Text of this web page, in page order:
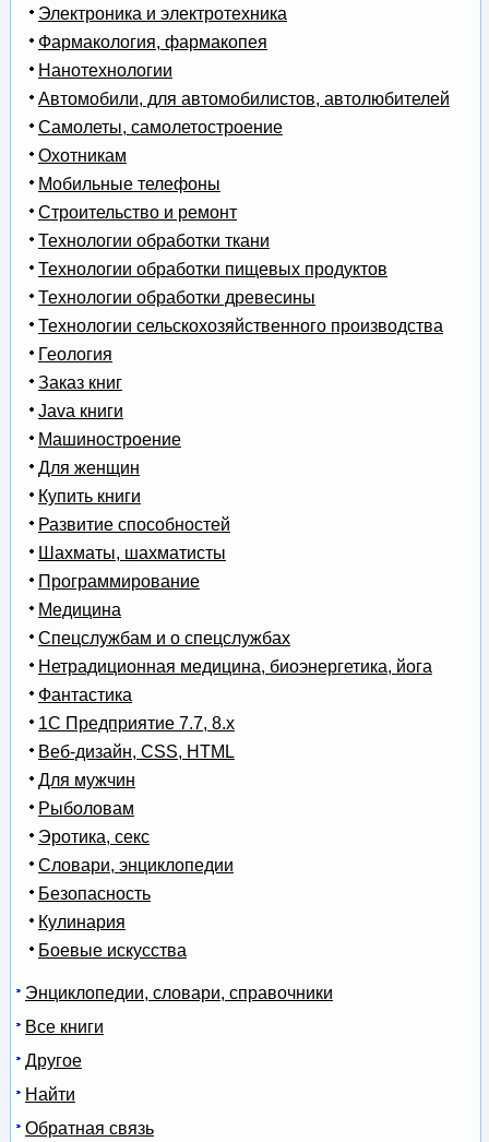
Электроника и электротехника
Фармакология, фармакопея
Нанотехнологии
Автомобили, для автомобилистов, автолюбителей
Самолеты, самолетостроение
Охотникам
Мобильные телефоны
Строительство и ремонт
Технологии обработки ткани
Технологии обработки пищевых продуктов
Технологии обработки древесины
Технологии сельскохозяйственного производства
Геология
Заказ книг
Java книги
Машиностроение
Для женщин
Купить книги
Развитие способностей
Шахматы, шахматисты
Программирование
Медицина
Спецслужбам и о спецслужбах
Нетрадиционная медицина, биоэнергетика, йога
Фантастика
1С Предприятие 7.7, 8.x
Веб-дизайн, CSS, HTML
Для мужчин
Рыболовам
Эротика, секс
Словари, энциклопедии
Безопасность
Кулинария
Боевые искусства
Энциклопедии, словари, справочники
Все книги
Другое
Найти
Обратная связь